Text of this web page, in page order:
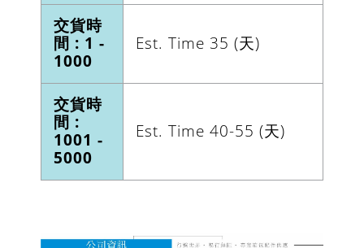
交貨時
間 : 1 -
1000
Est. Time 35 (天)
交貨時
間 :
1001 -
5000
Est. Time 40-55 (天)